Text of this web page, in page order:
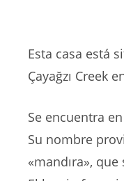
Esta casa está
Çayağzı Creek
Se encuentra
Su nombre
«mandıra»,